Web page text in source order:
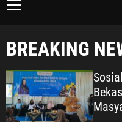
M
u
BREAKING